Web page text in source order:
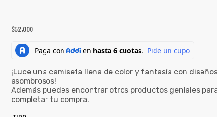
$52,000
¡Luce una camiseta llena de color y fantasía con diseños
asombrosos!
Además puedes encontrar otros productos geniales
completar tu compra.